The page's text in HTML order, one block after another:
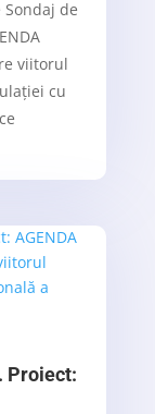
de
viitorul
cu
Proiect: